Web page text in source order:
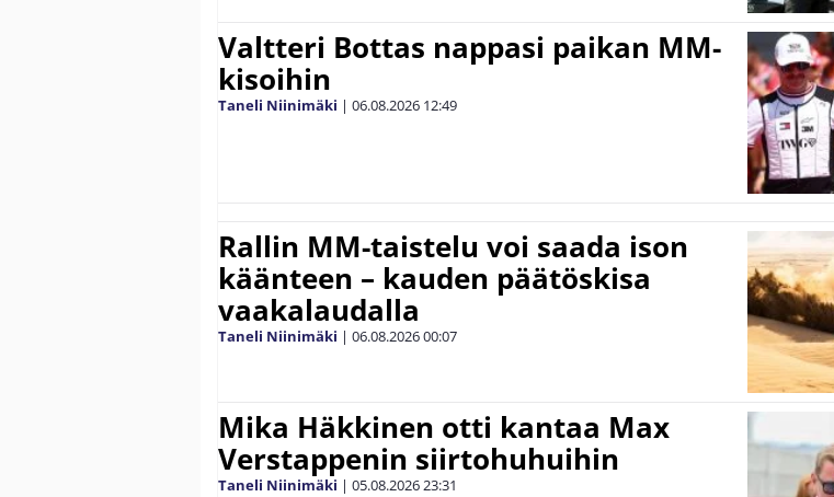
Valtteri Bottas nappasi paikan MM-
kisoihin
Taneli Niinimäki | 06.08.2026 12:49
Rallin MM-taistelu voi saada ison
käänteen – kauden päätöskisa
vaakalaudalla
Taneli Niinimäki | 06.08.202600:07
Mika Häkkinen otti kantaa Max
Verstappenin siirtohuhuihin
Taneli Niinimäki | 05.08.202623:31